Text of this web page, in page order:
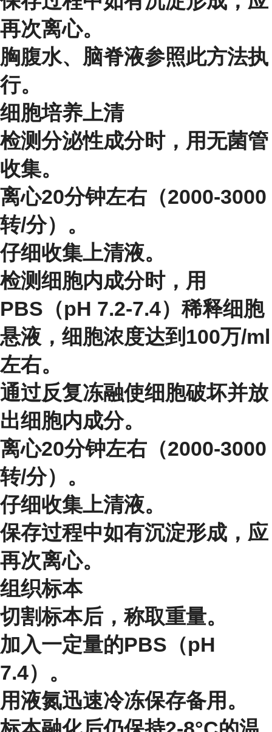
再次离心。
胸腹水、脑脊液参照此方法执
行。
细胞培养上清
检测分泌性成分时，用无菌管
收集。
离心20分钟左右（2000-3000
转/分）。
仔细收集上清液。
检测细胞内成分时，用
PBS（pH 7.2-7.4）稀释细胞
悬液，细胞浓度达到100万/ml
左右。
通过反复冻融使细胞破坏并放
出细胞内成分。
离心20分钟左右（2000-3000
转/分）。
仔细收集上清液。
保存过程中如有沉淀形成，应
再次离心。
组织标本
切割标本后，称取重量。
加入一定量的PBS（pH
7.4）。
用液氮迅速冷冻保存备用。